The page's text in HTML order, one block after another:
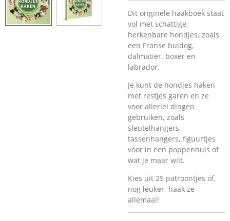
Dit originele haakboek staat
vol met schattige,
herkenbare hondjes, zoals
een Franse buldog,
dalmatiër, boxer en
labrador.
Je kunt de hondjes haken
met restjes garen en ze
voor allerlei dingen
gebruiken, zoals
sleutelhangers,
tassenhangers, figuurtjes
voor in een poppenhuis of
wat je maar wilt.
Kies uit 25 patroontjes of,
nog leuker, haak ze
allemaal!